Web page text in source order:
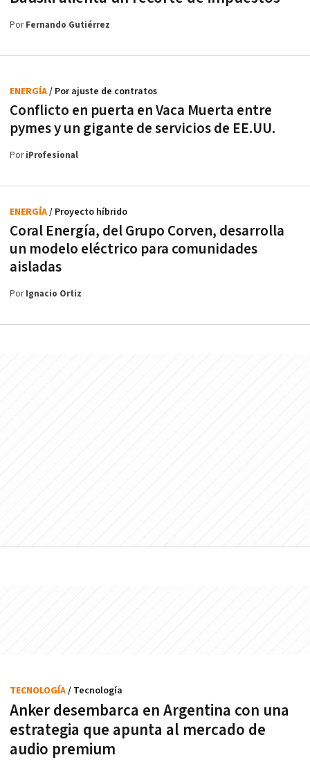
PorFernando Gutiérrez
Conflicto en puerta en Vaca Muerta entre
pymes y un gigante de servicios de EE.UU.
ENERGÍA/ Por ajuste de contratos
PoriProfesional
Coral Energía, del Grupo Corven, desarrolla
un modelo eléctrico para comunidades
aisladas
ENERGÍA/ Proyecto híbrido
PorIgnacio Ortiz
Anker desembarca en Argentina con una
estrategia que apunta al mercado de
audio premium
TECNOLOGÍA/ Tecnología